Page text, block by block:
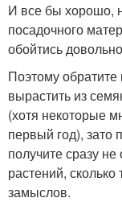
И все бы хорошо,
посадочного
обойтись
Поэтому
вырастить из
(хотя некоторые
первый год), зато
получите сразу
растений,
замыслов.